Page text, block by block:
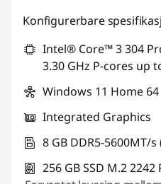
Konfigurerbare
Intel® Core™ 3 304
3.30 GHz P-cores up
Windows 11 Home 64
Integrated Graphics
8 GB DDR5-5600MT/
256 GB SSD M.2 2242